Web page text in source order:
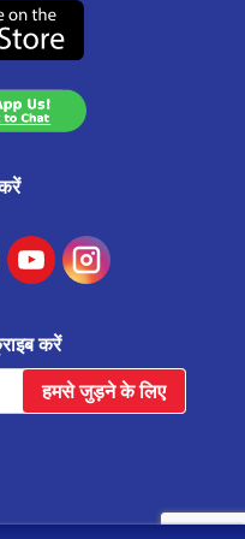
करें
हमसे जुड़ने के लिए